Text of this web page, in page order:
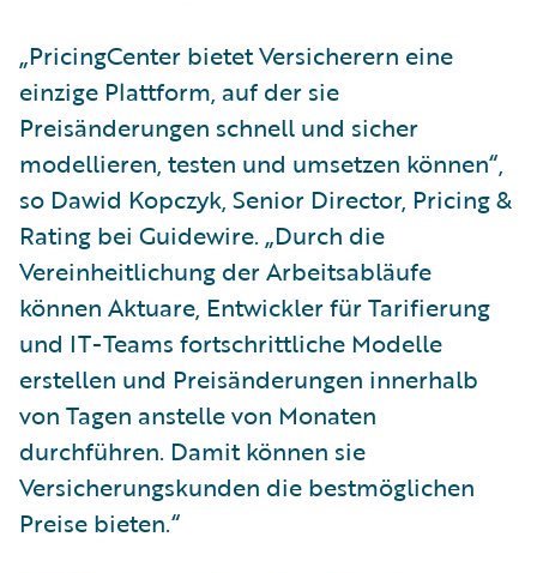
„PricingCenter bietet Versicherern eine
einzige Plattform, auf der sie
Preisänderungen schnell und sicher
modellieren, testen und umsetzen können“,
so Dawid Kopczyk, Senior Director, Pricing &
Rating bei Guidewire. „Durch die
Vereinheitlichung der Arbeitsabläufe
können Aktuare, Entwickler für Tarifierung
und IT-Teams fortschrittliche Modelle
erstellen und Preisänderungen innerhalb
von Tagen anstelle von Monaten
durchführen. Damit können sie
Versicherungskunden die bestmöglichen
Preise bieten.“